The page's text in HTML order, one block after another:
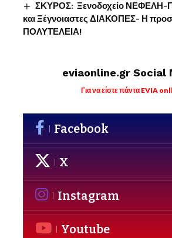
ΣΚΥΡΟΣ: Ξενοδοχείο ΝΕΦΕΛΗ-
και Ξέγνοιαστες ΔΙΑΚΟΠΕΣ- Η
ΠΟΛΥΤΕΛΕΙΑ!
eviaonline.gr Social
Για να είστε πάντα EVIA
Facebook
X
Instagram
Youtube